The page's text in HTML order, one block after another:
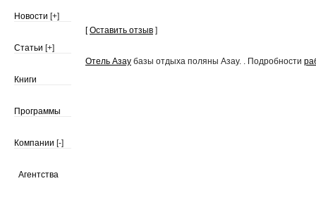
Новости [+]
Статьи [+]
Книги
Программы
Компании [-]
Агентства
[Оставить отзыв ]
Отель Азау базы отдыха поляны Азау. . Подробности